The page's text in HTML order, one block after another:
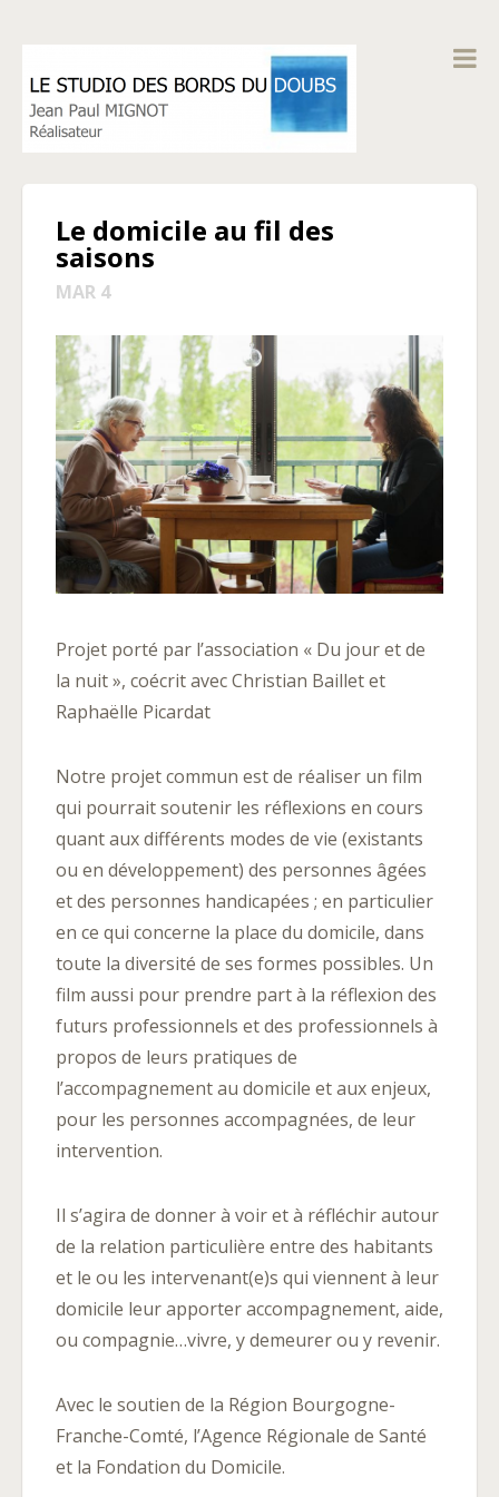
Le domicile au fil des
saisons
MAR 4
Projet porté par l’association « Du jour et de
la nuit », coécrit avec Christian Baillet et
Raphaëlle Picardat
Notre projet commun est de réaliser un film
qui pourrait soutenir les réflexions en cours
quant aux différents modes de vie (existants
ou en développement) des personnes âgées
et des personnes handicapées ; en particulier
en ce qui concerne la place du domicile, dans
toute la diversité de ses formes possibles. Un
film aussi pour prendre part à la réflexion des
futurs professionnels et des professionnels à
propos de leurs pratiques de
l’accompagnement au domicile et aux enjeux,
pour les personnes accompagnées, de leur
intervention.
Il s’agira de donner à voir et à réfléchir autour
de la relation particulière entre des habitants
et le ou les intervenant(e)s qui viennent à leur
domicile leur apporter accompagnement, aide,
ou compagnie…vivre, y demeurer ou y revenir.
Avec le soutien de la Région Bourgogne-
Franche-Comté, l’Agence Régionale de Santé
et la Fondation du Domicile.